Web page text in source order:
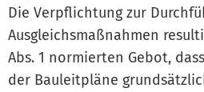
Die Verpflichtung zur
Ausgleichsmaßnahmen
Abs. 1 normierten Gebot,
der Bauleitpläne